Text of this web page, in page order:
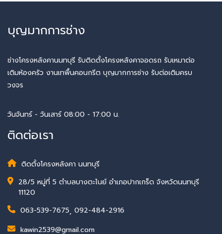
บุญมากการช่าง
ช่างโครงหลังคานนทบุรี รับติดตั้งโครงหลังคาจอดรถ รับเหมาต่อ
เติมห้องครัว งานเทพื้นคอนกรีต บุญมากการช่าง รับต่อเติมครบ
วงจร
วันจันทร์ - วันเสาร์ 08:00 - 17:00 น.
ติดต่อเรา
ติดตั้งโครงหลังคา นนทบุรี
28/5 หมู่ที่ 5 ตำบลบางตะไนย์ อำเภอปากเกร็ด จังหวัดนนทบุรี
11120
063-539-7675, 092-484-2916
kawin2539@gmail.com